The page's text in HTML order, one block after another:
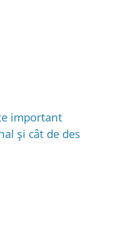
important
și cât de des